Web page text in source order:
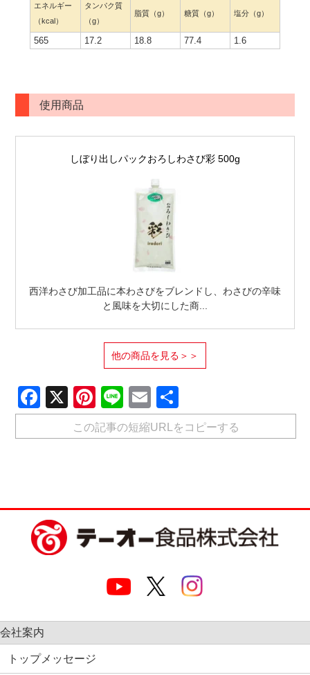
エネルギー
（kcal）
タンパク質
（g）
脂質（g） 糖質（g） 塩分（g）
565 17.2 18.8 77.4 1.6
使用商品
しぼり出しパックおろしわさび彩 500g
西洋わさび加工品に本わさびをブレンドし、わさびの辛味
と風味を大切にした商...
他の商品を見る＞＞
Facebook
X Pinterest
LineEmail
有
この記事の短縮URLをコピーする
会社案内
トップメッセージ